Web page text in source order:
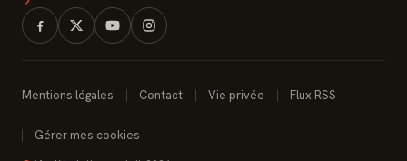
Mentions légales Contact Vie privée Flux RSS
Gérer mes cookies